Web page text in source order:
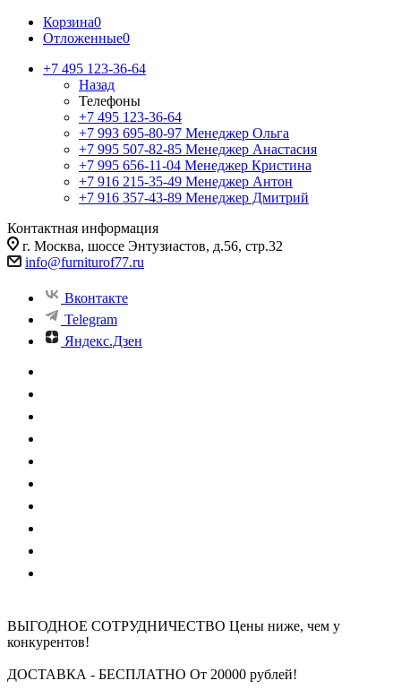
Корзина0
Отложенные0
+7 495 123-36-64
Назад
Телефоны
+7 495 123-36-64
+7 993 695-80-97 Менеджер Ольга
+7 995 507-82-85 Менеджер Анастасия
+7 995 656-11-04 Менеджер Кристина
+7 916 215-35-49 Менеджер Антон
+7 916 357-43-89 Менеджер Дмитрий
Контактная информация
г. Москва, шоссе Энтузиастов, д.56, стр.32
info@furniturof77.ru
Вконтакте
Telegram
Яндекс.Дзен
ВЫГОДНОЕ СОТРУДНИЧЕСТВО Цены ниже, чем у
конкурентов!
ДОСТАВКА - БЕСПЛАТНО От 20000 рублей!